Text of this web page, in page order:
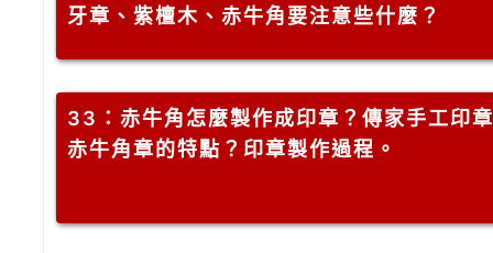
牙章、紫檀木、赤牛角要注意些什麼？
33 ：赤牛角怎麼製作成印章？傳家手工印
赤牛角章的特點？印章製作過程。